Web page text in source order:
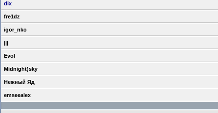
dix
fre1dz
igor_nko
Evol
Midnight)sky
Нежный Яд
emseealex